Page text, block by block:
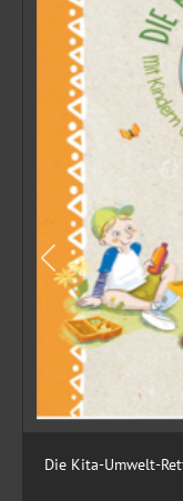
Die Kita-Umwelt-